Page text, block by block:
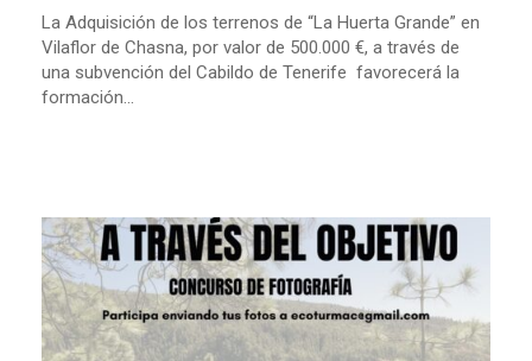
La Adquisición de los terrenos de “La Huerta Grande” en
Vilaflor de Chasna, por valor de 500.000 €, a través de
una subvención del Cabildo de Tenerife favorecerá la
formación...